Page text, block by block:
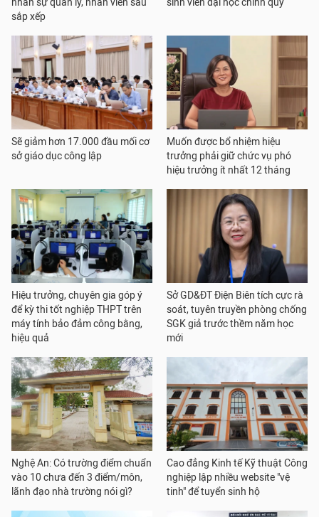
nhân sự quản lý, nhân viên sau
sắp xếp
sinh viên đại học chính quy
Sẽ giảm hơn 17.000 đầu mối cơ
sở giáo dục công lập
Muốn được bổ nhiệm hiệu
trưởng phải giữ chức vụ phó
hiệu trưởng ít nhất 12 tháng
Hiệu trưởng, chuyên gia góp ý
để kỳ thi tốt nghiệp THPT trên
máy tính bảo đảm công bằng,
hiệu quả
Sở GD&ĐT Điện Biên tích cực rà
soát, tuyên truyền phòng chống
SGK giả trước thềm năm học
mới
Nghệ An: Có trường điểm chuẩn
vào 10 chưa đến 3 điểm/môn,
lãnh đạo nhà trường nói gì?
Cao đẳng Kinh tế Kỹ thuật Công
nghiệp lập nhiều website "vệ
tinh" để tuyển sinh hộ